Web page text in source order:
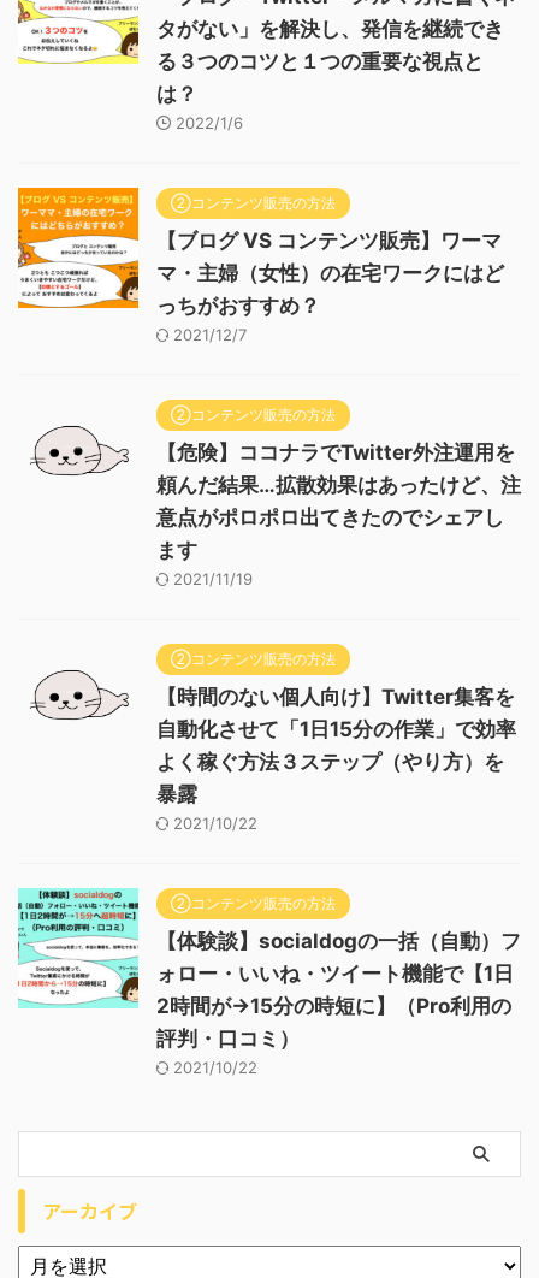
タがない」を解決し、発信を継続でき
る３つのコツと１つの重要な視点と
は？
2022/1/6
②コンテンツ販売の方法
【ブログ VS コンテンツ販売】ワーマ
マ・主婦（女性）の在宅ワークにはど
っちがおすすめ？
2021/12/7
②コンテンツ販売の方法
【危険】ココナラでTwitter外注運用を
頼んだ結果…拡散効果はあったけど、注
意点がポロポロ出てきたのでシェアし
ます
2021/11/19
②コンテンツ販売の方法
【時間のない個人向け】Twitter集客を
自動化させて「1日15分の作業」で効率
よく稼ぐ方法３ステップ（やり方）を
暴露
2021/10/22
②コンテンツ販売の方法
【体験談】socialdogの一括（自動）フ
ォロー・いいね・ツイート機能で【1日
2時間が→15分の時短に】（Pro利用の
評判・口コミ）
2021/10/22
アーカイブ